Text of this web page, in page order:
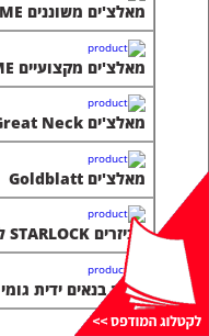
מאלצ'ים משוננים CO.ME
מאלצ'ים מקצועיים CO.ME
מאלצ'ים Great Neck
מאלצ'ים Goldblatt
אביזרים STARLOCK לכלי רב שימושי MP.S
כפות בנאים ידית גומי CO.ME